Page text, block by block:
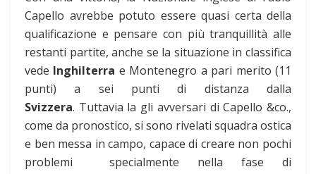
Capello avrebbe potuto essere quasi certa della
qualificazione e pensare con più tranquillità alle
restanti partite, anche se la situazione in classifica
vede Inghilterra e Montenegro a pari merito (11
punti) a sei punti di distanza dalla
Svizzera. Tuttavia la gli avversari di Capello &co.,
come da pronostico, si sono rivelati squadra ostica
e ben messa in campo, capace di creare non pochi
problemi specialmente nella fase di